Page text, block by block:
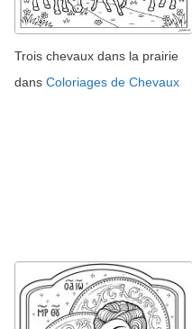
Trois chevaux dans la prairie
dans Coloriages de Chevaux